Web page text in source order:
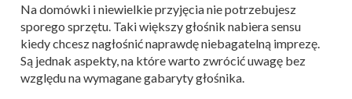
Na domówki i niewielkie przyjęcia nie potrzebujesz
sporego sprzętu. Taki większy głośnik nabiera sensu
kiedy chcesz nagłośnić naprawdę niebagatelną imprezę.
Są jednak aspekty, na które warto zwrócić uwagę bez
względu na wymagane gabaryty głośnika.